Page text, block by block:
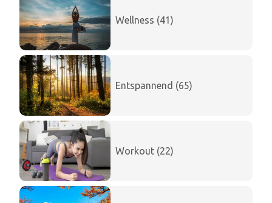
Wellness (41)
Entspannend (65)
Workout (22)